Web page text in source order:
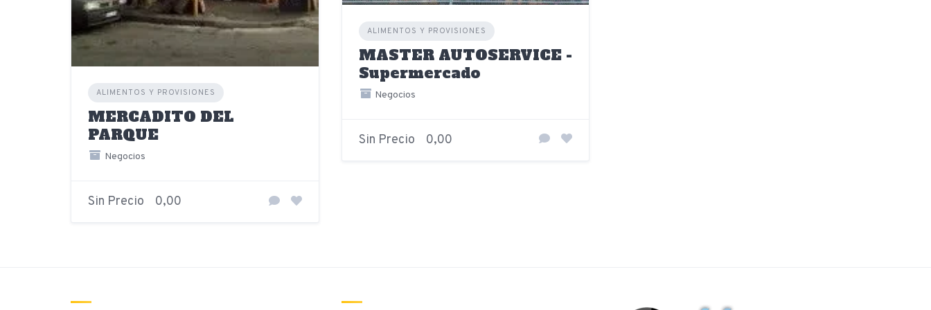
ALIMENTOS Y PROVISIONES
MERCADITO DEL
PARQUE
Negocios
Sin Precio 0,00
ALIMENTOS Y PROVISIONES
MASTER AUTOSERVICE -
Supermercado
Negocios
Sin Precio 0,00